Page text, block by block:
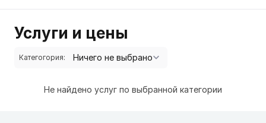
Услуги и цены
Категогория:
Не найдено услуг по выбранной категории